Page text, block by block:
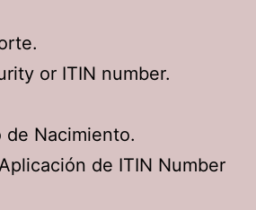
or ITIN number.
Nacimiento.
de ITIN Number